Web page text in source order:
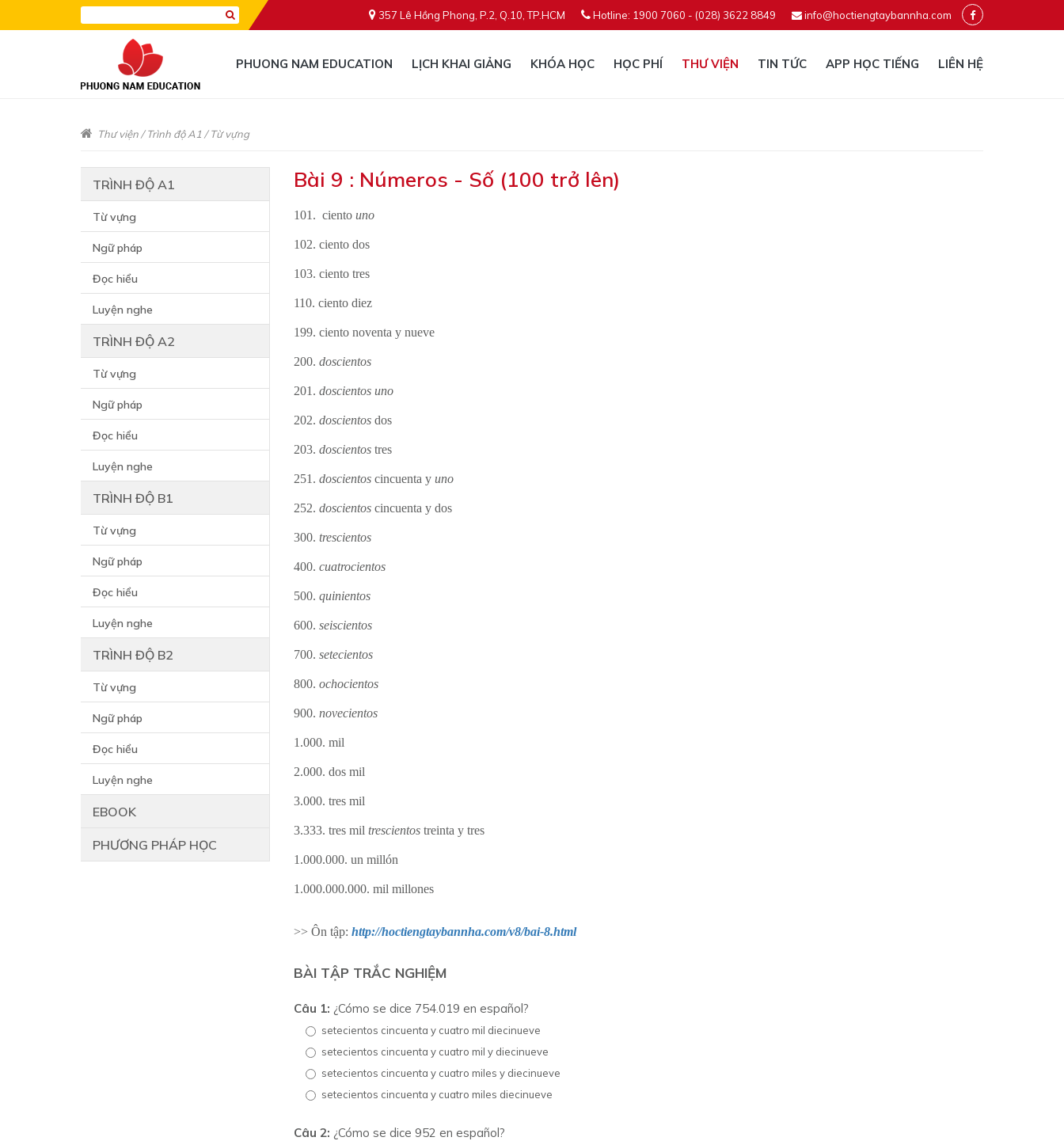
357 Lê Hồng Phong, P.2, Q.10, TP.HCM Hotline: 1900 7060 - (028) 3622 8849 info@hoctiengtaybannha.com
PHUONG NAM EDUCATION LỊCH KHAI GIẢNG KHÓA HỌC HỌC PHÍ THƯ VIỆN TIN TỨC APP HỌC TIẾNG LIÊN HỆ
Thư viện/Trình độ A1 /Từ vựng
TRÌNH ĐỘ A1
Từ vựng
Ngữ pháp
Đọc hiểu
Luyện nghe
TRÌNH ĐỘ A2
Từ vựng
Ngữ pháp
Đọc hiểu
Luyện nghe
TRÌNH ĐỘ B1
Từ vựng
Ngữ pháp
Đọc hiểu
Luyện nghe
TRÌNH ĐỘ B2
Từ vựng
Ngữ pháp
Đọc hiểu
Luyện nghe
EBOOK
PHƯƠNG PHÁP HỌC
Bài 9 : Números - Số (100 trở lên)
101. cientouno
102. ciento dos
103. ciento tres
110. ciento diez
199. ciento noventa y nueve
200.doscientos
201.doscientos uno
202.doscientos dos
203.doscientos tres
251.doscientos cincuenta yuno
252.doscientos cincuenta y dos
300.trescientos
400.cuatrocientos
500.quinientos
600.seiscientos
700.setecientos
800.ochocientos
900.novecientos
1.000. mil
2.000. dos mil
3.000. tres mil
3.333. tres miltrescientos treinta y tres
1.000.000. un millón
1.000.000.000. mil millones
>> Ôn tập:http://hoctiengtaybannha.com/v8/bai-8.html
BÀI TẬP TRẮC NGHIỆM
Câu 1: ¿Cómo se dice 754.019 en español?
setecientos cincuenta y cuatro mil diecinueve
setecientos cincuenta y cuatro mil y diecinueve
setecientos cincuenta y cuatro miles y diecinueve
setecientos cincuenta y cuatro miles diecinueve
Câu 2: ¿Cómo se dice 952 en español?